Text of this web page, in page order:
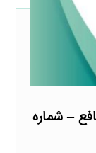
– شماره